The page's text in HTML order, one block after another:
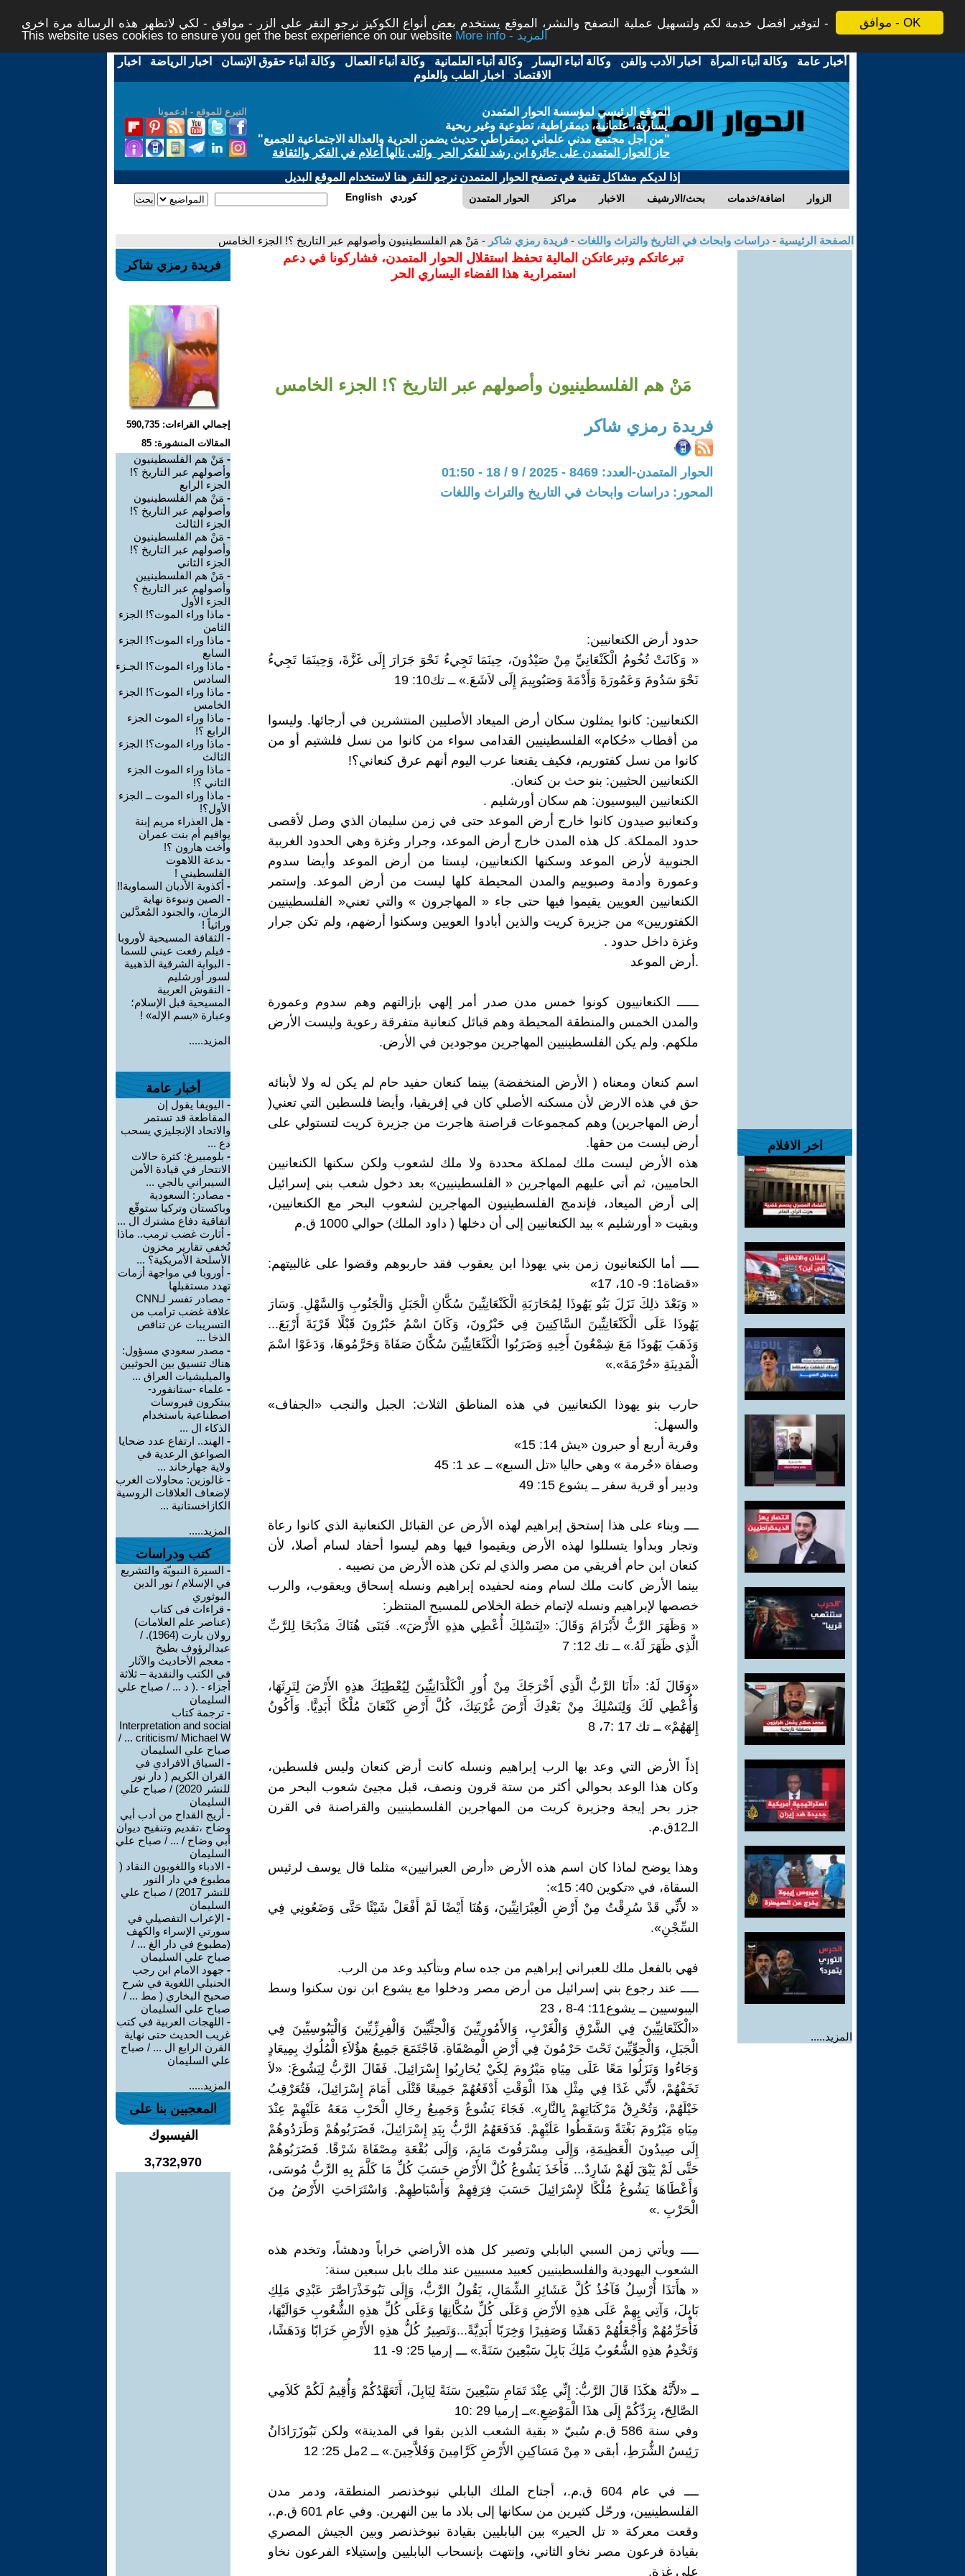
موافق - OK
لتوفير افضل خدمة لكم ولتسهيل عملية التصفح والنشر، الموقع يستخدم بعض أنواع الكوكيز نرجو النقر على الزر - موافق - لكي لاتظهر هذه الرسالة مرة اخرى -
This website uses cookies to ensure you get the best experience on our website
More info - المزيد
أخبار عامة -وكالة أنباء المرأة - اخبار الأدب والفن -وكالة أنباء اليسار -وكالة أنباء العلمانية -وكالة أنباء العمال -وكالة أنباء حقوق الإنسان - اخبار الرياضة - اخبار
الاقتصاد - اخبار الطب والعلوم
التبرع للموقع - ادعمونا
الموقع الرئيسي لمؤسسة الحوار المتمدن
يسارية، علمانية، ديمقراطية، تطوعية وغير ربحية
"من أجل مجتمع مدني علماني ديمقراطي حديث يضمن الحرية والعدالة الاجتماعية للجميع"
حاز الحوار المتمدن على جائزة ابن رشد للفكر الحر والتى نالها أعلام في الفكر والثقافة
إذا لديكم مشاكل تقنية في تصفح الحوار المتمدن نرجو النقر هنا لاستخدام الموقع البديل
الحوار المتمدن مراكز الاخبار بحث/الارشيف اضافة/خدمات الزوار English كوردي
الصفحة الرئيسية - دراسات وابحاث في التاريخ والتراث واللغات - فريدة رمزي شاكر - مَنْ هم الفلسطينيون وأصولهم عبر التاريخ ؟! الجزء الخامس
اخر الافلام
المزيد.....
تبرعاتكم وتبرعاتكن المالية تحفظ استقلال الحوار المتمدن، فشاركونا في دعم
استمرارية هذا الفضاء اليساري الحر
مَنْ هم الفلسطينيون وأصولهم عبر التاريخ ؟! الجزء الخامس
فريدة رمزي شاكر
الحوار المتمدن-العدد: 8469 - 2025 / 9 / 18 - 01:50
المحور: دراسات وابحاث في التاريخ والتراث واللغات
حدود أرض الكنعانيين:
« وَكَانَتْ تُخُومُ الْكَنْعَانِيِّ مِنْ صَيْدُونَ، حِينَمَا تَجِيءُ نَحْوَ جَرَارَ إِلَى غَزَّةَ، وَحِينَمَا تَجِيءُ
نَحْوَ سَدُومَ وَعَمُورَةَ وَأَدْمَةَ وَصَبُويِيمَ إِلَى لاَشَعَ.» ــ تك10: 19
الكنعانيين: كانوا يمثلون سكان أرض الميعاد الأصليين المنتشرين في أرجائها. وليسوا
من أقطاب «حُكام» الفلسطينيين القدامى سواء من كانوا من نسل فلشتيم أو من
كانوا من نسل كفتوريم، فكيف يقنعنا عرب اليوم أنهم عرق كنعاني؟!
الكنعانيين الحثيين: بنو حث بن كنعان.
الكنعانيين اليبوسيون: هم سكان أورشليم .
وكنعانيو صيدون كانوا خارج أرض الموعد حتى في زمن سليمان الذي وصل لأقصى
حدود المملكة. كل هذه المدن خارج أرض الموعد، وجرار وغزة وهي الحدود الغربية
الجنوبية لأرض الموعد وسكنها الكنعانيين، ليستا من أرض الموعد وأيضا سدوم
وعمورة وأدمة وصبوييم والمدن المحيطة كلها ليست من أرض الموعد. وإستمر
الكنعانيين العويين يقيموا فيها حتى جاء « المهاجرون » والتي تعني« الفلسطينيين
الكفتوريين» من جزيرة كريت والذين أبادوا العويين وسكنوا أرضهم، ولم تكن جرار
وغزة داخل حدود .
.أرض الموعد
ــــــ الكنعانييون كونوا خمس مدن صدر أمر إلهي بإزالتهم وهم سدوم وعمورة
والمدن الخمس والمنطقة المحيطة وهم قبائل كنعانية متفرقة رعوية وليست الأرض
ملكهم. ولم يكن الفلسطينيين المهاجرين موجودين في الأرض.
اسم كنعان ومعناه ( الأرض المنخفضة) بينما كنعان حفيد حام لم يكن له ولا لأبنائه
حق في هذه الارض لأن مسكنه الأصلي كان في إفريقيا، وأيضا فلسطين التي تعني(
أرض المهاجرين) وهم كمجموعات قراصنة هاجرت من جزيرة كريت لتستولي على
أرض ليست من حقها.
هذه الأرض ليست ملك لمملكة محددة ولا ملك لشعوب ولكن سكنها الكنعانيين
الحاميين، ثم أتي عليهم المهاجرين « الفلسطينيين» بعد دخول شعب بني إسرائيل
إلى أرض الميعاد، فإندمج الفلسطينيون المهاجرين لشعوب البحر مع الكنعانيين،
وبقيت « أورشليم » بيد الكنعانيين إلى أن دخلها ( داود الملك) حوالي 1000 ق.م
ـــــ أما الكنعانيون زمن بني يهوذا ابن يعقوب فقد حاربوهم وقضوا على غالبيتهم:
«قضاة1: 9- 10، 17»
« وَبَعْدَ ذلِكَ نَزَلَ بَنُو يَهُوذَا لِمُحَارَبَةِ الْكَنْعَانِيِّينَ سُكَّانِ الْجَبَلِ وَالْجَنُوبِ وَالسَّهْلِ. وَسَارَ
يَهُوذَا عَلَى الْكَنْعَانِيِّينَ السَّاكِنِينَ فِي حَبْرُونَ، وَكَانَ اسْمُ حَبْرُونَ قَبْلًا قَرْيَةَ أَرْبَعَ...
وَذَهَبَ يَهُوذَا مَعَ شِمْعُونَ أَخِيهِ وَضَرَبُوا الْكَنْعَانِيِّينَ سُكَّانَ صَفَاةَ وَحَرَّمُوهَا، وَدَعَوْا اسْمَ
الْمَدِينَةِ «حُرْمَةَ».»
حارب بنو يهوذا الكنعانيين في هذه المناطق الثلاث: الجبل والنجب «الجفاف»
والسهل:
وقرية أربع أو حبرون «يش 14: 15»
وصفاة «حُرمة » وهي حاليا «تل السبع» ــ عد 1: 45
ودبير أو قرية سفر ــ يشوع 15: 49
ــــ وبناء على هذا إستحق إبراهيم لهذه الأرض عن القبائل الكنعانية الذي كانوا رعاة
وتجار وبدأوا يتسللوا لهذه الأرض ويقيموا فيها وهم ليسوا أحفاد لسام أصلا، لأن
كنعان ابن حام أفريقي من مصر والذي لم تكن هذه الأرض من نصيبه .
بينما الأرض كانت ملك لسام ومنه لحفيده إبراهيم ونسله إسحاق ويعقوب، والرب
خصصها لإبراهيم ونسله لإتمام خطة الخلاص للمسيح المنتظر:
« وَظَهَرَ الرَّبُّ لأَبْرَامَ وَقَالَ: «لِنَسْلِكَ أُعْطِي هذِهِ الأَرْضَ». فَبَنَى هُنَاكَ مَذْبَحًا لِلرَّبِّ
الَّذِي ظَهَرَ لَهُ.» ــ تك 12: 7
«وَقَالَ لَهُ: «أَنَا الرَّبُّ الَّذِي أَخْرَجَكَ مِنْ أُورِ الْكَلْدَانِيِّينَ لِيُعْطِيَكَ هذِهِ الأَرْضَ لِتَرِثَهَا،
وَأُعْطِي لَكَ وَلِنَسْلِكَ مِنْ بَعْدِكَ أَرْضَ غُرْبَتِكَ، كُلَّ أَرْضِ كَنْعَانَ مُلْكًا أَبَدِيًّا. وَأَكُونُ
إِلهَهُمْ» ــ تك 17 :7، 8
إذاً الأرض التي وعد بها الرب إبراهيم ونسله كانت أرض كنعان وليس فلسطين،
وكان هذا الوعد بحوالي أكثر من ستة قرون ونصف، قبل مجيئ شعوب البحر من
جزر بحر إيجة وجزيرة كريت من المهاجرين الفلسطينيين والقراصنة في القرن
الـ12ق.م.
وهذا يوضح لماذا كان اسم هذه الأرض «أرض العبرانيين» مثلما قال يوسف لرئيس
السقاة، في «تكوين 40: 15»:
« لأَنِّي قَدْ سُرِقْتُ مِنْ أَرْضِ الْعِبْرَانِيِّينَ، وَهُنَا أَيْضًا لَمْ أَفْعَلْ شَيْئًا حَتَّى وَضَعُونِي فِي
السِّجْنِ».
فهي بالفعل ملك للعبراني إبراهيم من جده سام وبتأكيد وعد من الرب.
ـــــ عند رجوع بني إسرائيل من أرض مصر ودخلوا مع يشوع ابن نون سكنوا وسط
اليبوسيين ــ يشوع11: 4-8 ، 23
«الْكَنْعَانِيِّينَ فِي الشَّرْقِ وَالْغَرْبِ، وَالأَمُورِيِّينَ وَالْحِثِّيِّينَ وَالْفِرِزِّيِّينَ وَالْيَبُوسِيِّينَ فِي
الْجَبَلِ، وَالْحِوِّيِّينَ تَحْتَ حَرْمُونَ فِي أَرْضِ الْمِصْفَاةِ. فَاجْتَمَعَ جَمِيعُ هؤُلاَءِ الْمُلُوكِ بِمِيعَادٍ
وَجَاءُوا وَنَزَلُوا مَعًا عَلَى مِيَاهِ مَيْرُومَ لِكَيْ يُحَارِبُوا إِسْرَائِيلَ. فَقَالَ الرَّبُّ لِيَشُوعَ: «لاَ
تَخَفْهُمْ، لأَنِّي غَدًا فِي مِثْلِ هذَا الْوَقْتِ أَدْفَعُهُمْ جَمِيعًا قَتْلَى أَمَامَ إِسْرَائِيلَ، فَتُعَرْقِبُ
خَيْلَهُمْ، وَتُحْرِقُ مَرْكَبَاتِهِمْ بِالنَّارِ». فَجَاءَ يَشُوعُ وَجَمِيعُ رِجَالِ الْحَرْبِ مَعَهُ عَلَيْهِمْ عِنْدَ
مِيَاهِ مَيْرُومَ بَغْتَةً وَسَقَطُوا عَلَيْهِمْ. فَدَفَعَهُمُ الرَّبُّ بِيَدِ إِسْرَائِيلَ، فَضَرَبُوهُمْ وَطَرَدُوهُمْ
إِلَى صِيدُونَ الْعَظِيمَةِ، وَإِلَى مِسْرَفُوتَ مَايِمَ، وَإِلَى بُقْعَةِ مِصْفَاةَ شَرْقًا. فَضَرَبُوهُمْ
حَتَّى لَمْ يَبْقَ لَهُمْ شَارِدٌ... فَأَخَذَ يَشُوعُ كُلَّ الأَرْضِ حَسَبَ كُلِّ مَا كَلَّمَ بِهِ الرَّبُّ مُوسَى،
وَأَعْطَاهَا يَشُوعُ مُلْكًا لإِسْرَائِيلَ حَسَبَ فِرَقِهِمْ وَأَسْبَاطِهِمْ. وَاسْتَرَاحَتِ الأَرْضُ مِنَ
الْحَرْبِ .»
ـــــ ويأتي زمن السبي البابلي وتصير كل هذه الأراضي خراباً ودهشاً، وتخدم هذه
الشعوب اليهودية والفلسطينيين كعبيد مسبيين عند ملك بابل سبعين سنة:
« هأَنَذَا أُرْسِلُ فَآخُذُ كُلَّ عَشَائِرِ الشِّمَالِ، يَقُولُ الرَّبُّ، وَإِلَى نَبُوخَذْرَاصَّرَ عَبْدِي مَلِكِ
بَابِلَ، وَآتِي بِهِمْ عَلَى هذِهِ الأَرْضِ وَعَلَى كُلِّ سُكَّانِهَا وَعَلَى كُلِّ هذِهِ الشُّعُوبِ حَوَالَيْهَا،
فَأُحَرِّمُهُمْ وَأَجْعَلُهُمْ دَهَشًا وَصَفِيرًا وَخِرَبًا أَبَدِيَّةً...وَتَصِيرُ كُلُّ هذِهِ الأَرْضِ خَرَابًا وَدَهَشًا،
وَتَخْدِمُ هذِهِ الشُّعُوبُ مَلِكَ بَابِلَ سَبْعِينَ سَنَةً.» ـــ إرميا 25: 9- 11
ــ «لأَنَّهُ هكَذَا قَالَ الرَّبُّ: إِنِّي عِنْدَ تَمَامِ سَبْعِينَ سَنَةً لِبَابِلَ، أَتَعَهَّدُكُمْ وَأُقِيمُ لَكُمْ كَلاَمِي
الصَّالِحَ، بِرَدِّكُمْ إِلَى هذَا الْمَوْضِعِ.»ــ إرميا 29 :10
وفي سنة 586 ق.م سُبيّ « بقية الشعب الذين بقوا في المدينة» ولكن نَبُوزَرَادَانُ
رَئِيسُ الشُّرَطِ، أبقى « مِنْ مَسَاكِينِ الأَرْضِ كَرَّامِينَ وَفَلاَّحِينَ.» ــ 2مل 25: 12
ــــ في عام 604 ق.م.، أجتاح الملك البابلي نبوخذنصر المنطقة، ودمر مدن
الفلسطينيين، ورحّل كثيرين من سكانها إلى بلاد ما بين النهرين. وفي عام 601 ق.م.،
وقعت معركة « تل الحير» بين البابليين بقيادة نبوخذنصر وبين الجيش المصري
بقيادة فرعون مصر نخاو الثاني، وإنتهت بإنسحاب البابليين وإستيلاء الفرعون نخاو
على غزة.
فريدة رمزي شاكر
إجمالي القراءات: 590,735
المقالات المنشورة: 85
- مَنْ هم الفلسطينيون
وأصولهم عبر التاريخ ؟!
الجزء الرابع
- مَنْ هم الفلسطينيون
وأصولهم عبر التاريخ ؟!
الجزء الثالث
- مَنْ هم الفلسطينيون
وأصولهم عبر التاريخ ؟!
الجزء الثاني
- مَنْ هم الفلسطينيين
وأصولهم عبر التاريخ ؟
الجزء الأول
- ماذا وراء الموت؟! الجزء
الثامن
- ماذا وراء الموت؟! الجزء
السابع
- ماذا وراء الموت؟! الجـزء
السادس
- ماذا وراء الموت؟! الجزء
الخامس
- ماذا وراء الموت الجزء
الرابع ؟!
- ماذا وراء الموت؟! الجزء
الثالث
- ماذا وراء الموت الجزء
الثاني ؟!
- ماذا وراء الموت ــ الجزء
الأول؟!
- هل العذراء مريم إبنة
يواقيم أم بنت عمران
وأخت هارون ؟!
- بدعة اللاهوت
الفلسطيني !
- أكذوبة الأديان السماوية!!
- الصين ونبوءة نهاية
الزمان، والجنود المُعدَّلين
وراثياً !
- الثقافة المسيحية لأوروبا
- فيلم رفعت عيني للسما
- البوابة الشرقية الذهبية
لسور أورشليم
- النقوش العربية
المسيحية قبل الإسلام؛
وعبارة «بسم الإله» !
المزيد.....
أخبار عامة
- اليويفا يقول إن
المقاطعة قد تستمر
والاتحاد الإنجليزي يسحب
دع ...
- بلومبيرغ: كثرة حالات
الانتحار في قيادة الأمن
السيبراني بالجي ...
- مصادر: السعودية
وباكستان وتركيا ستوقّع
اتفاقية دفاع مشترك ال ...
- أثارت غضب ترمب.. ماذا
تُخفي تقارير مخزون
الأسلحة الأمريكية؟ ...
- أوروبا في مواجهة أزمات
تهدد مستقبلها
-
مصادر تفسر لـCNN
علاقة غضب ترامب من
التسريبات عن تناقص
الذخا ...
- مصدر سعودي مسؤول:
هناك تنسيق بين الحوثيين
والميليشيات العراق ...
- علماء -ستانفورد-
يبتكرون فيروسات
اصطناعية باستخدام
الذكاء ال ...
- الهند.. ارتفاع عدد ضحايا
الصواعق الرعدية في
ولاية جهارخاند ...
- غالوزين: محاولات الغرب
لإضعاف العلاقات الروسية
الكازاخستانية ...
المزيد.....
كتب ودراسات
- السيرة النبويّة والتشريع
في الإسلام / نور الدين
البوثوري
- قراءات فى كتاب
(عناصر علم العلامات)
رولان بارت (1964). /
عبدالرؤوف بطيخ
- معجم الأحاديث والآثار
في الكتب والنقدية – ثلاثة
أجزاء - .( د ... / صباح علي
السليمان
- ترجمة كتاب
Interpretation and social
criticism/ Michael W ... /
صباح علي السليمان
- السياق الافرادي في
القران الكريم ( دار نور
للنشر 2020) / صباح علي
السليمان
- أريج القداح من أدب أبي
وضاح ،تقديم وتنقيح ديوان
أبي وضاح / ... / صباح علي
السليمان
- الادباء واللغويون النقاد (
مطبوع في دار النور
للنشر 2017) / صباح علي
السليمان
- الإعراب التفصيلي في
سورتي الإسراء والكهف
(مطبوع في دار الغ ... /
صباح علي السليمان
- جهود الامام ابن رجب
الحنبلي اللغوية في شرح
صحيح البخاري ( مط ... /
صباح علي السليمان
- اللهجات العربية في كتب
غريب الحديث حتى نهاية
القرن الرابع ال ... / صباح
علي السليمان
المزيد.....
المعجبين بنا على
الفيسبوك
3,732,970